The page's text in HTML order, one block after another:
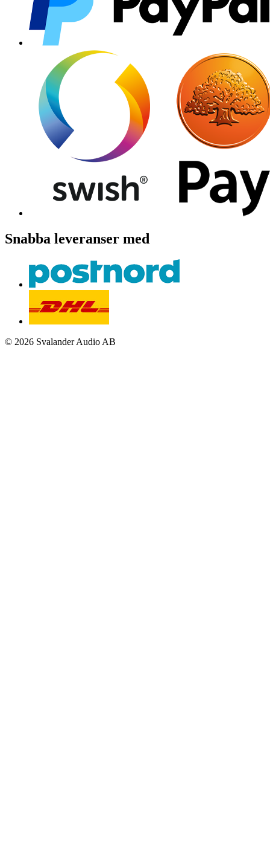
Snabba leveranser med
© 2026 Svalander Audio AB